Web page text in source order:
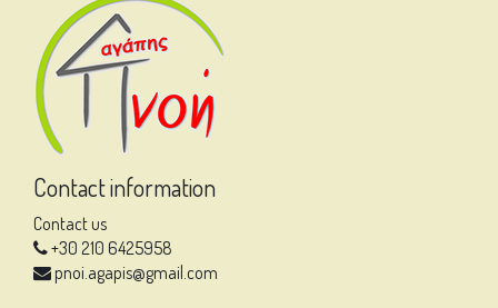
Contact information
Contact us
+30 210 6425958
pnoi.agapis@gmail.com